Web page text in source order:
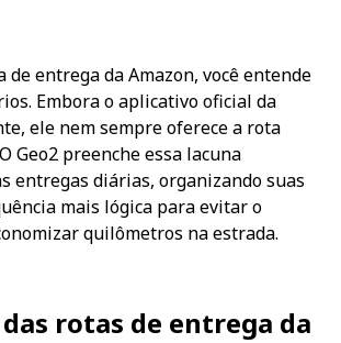
de entrega da Amazon, você entende
Embora o aplicativo oficial da
ele nem sempre oferece a rota
Geo2 preenche essa lacuna
entregas diárias, organizando suas
mais lógica para evitar o
quilômetros na estrada.
rotas de entrega da